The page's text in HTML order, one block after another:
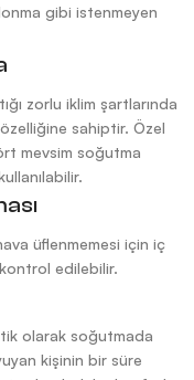
gibi istenmeyen
zorlu iklim şartlarında
sahiptir. Özel
mevsim soğutma
üflenmemesi için iç
edilebilir.
olarak soğutmada
kişinin bir süre